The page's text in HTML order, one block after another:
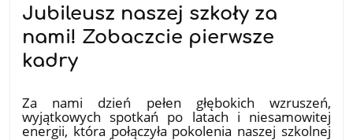
Jubileusz naszej szkoły za
nami! Zobaczcie pierwsze
kadry
Za nami dzień pełen głębokich wzruszeń,
wyjątkowych spotkań po latach i niesamowitej
energii, która połączyła pokolenia naszej szkolnej